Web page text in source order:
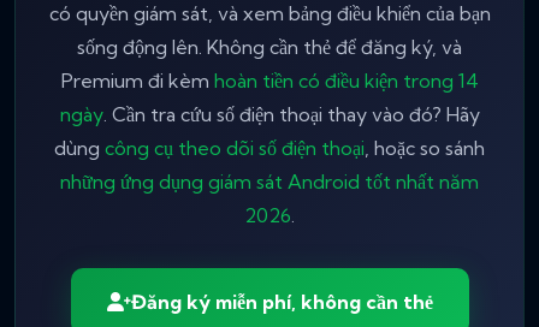
có quyền giám sát, và xem bảng điều khiển của bạn
sống động lên. Không cần thẻ để đăng ký, và
Premium đi kèm hoàn tiền có điều kiện trong 14
ngày. Cần tra cứu số điện thoại thay vào đó? Hãy
dùng công cụ theo dõi số điện thoại, hoặc so sánh
những ứng dụng giám sát Android tốt nhất năm
2026.
Đăng ký miễn phí, không cần thẻ